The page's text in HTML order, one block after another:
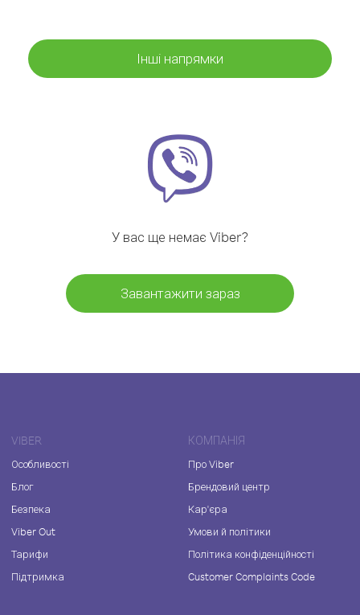
Інші напрямки
У вас ще немає Viber?
Завантажити зараз
VIBER
Особливості
Блог
Безпека
Viber Out
Тарифи
Підтримка
КОМПАНІЯ
Про Viber
Брендовий центр
Кар'єра
Умови й політики
Політика конфіденційності
Customer Complaints Code